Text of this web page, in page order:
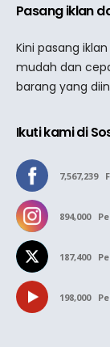
Pasang iklan
Kini pasang
mudah dan
barang yang
Ikuti kami di
7,567,239
894,000
187,400
198,000